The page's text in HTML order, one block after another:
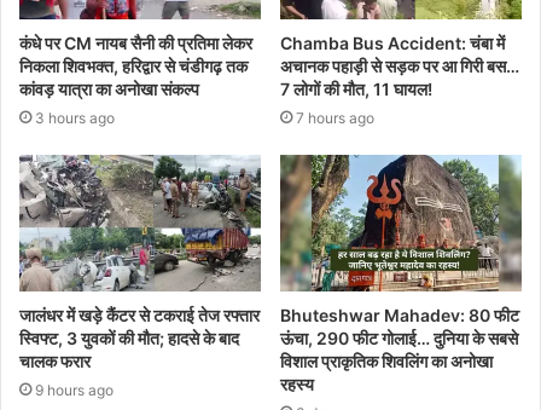
कंधे पर CM नायब सैनी की प्रतिमा लेकर
निकला शिवभक्त, हरिद्वार से चंडीगढ़ तक
कांवड़ यात्रा का अनोखा संकल्प
3 hours ago
Chamba Bus Accident: चंबा में
अचानक पहाड़ी से सड़क पर आ गिरी बस…
7 लोगों की मौत, 11 घायल!
7 hours ago
जालंधर में खड़े कैंटर से टकराई तेज रफ्तार
स्विफ्ट, 3 युवकों की मौत; हादसे के बाद
चालक फरार
9 hours ago
Bhuteshwar Mahadev: 80 फीट
ऊंचा, 290 फीट गोलाई… दुनिया के सबसे
विशाल प्राकृतिक शिवलिंग का अनोखा
रहस्य